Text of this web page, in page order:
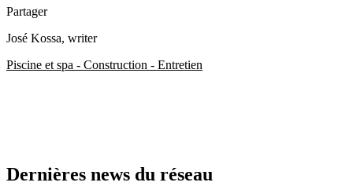
Partager
José Kossa, writer
Piscine et spa - Construction - Entretien
Dernières news du réseau